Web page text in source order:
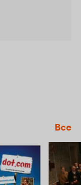
Все